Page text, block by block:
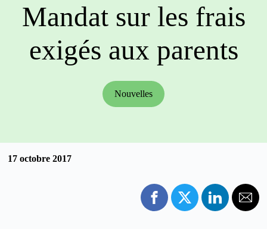
Mandat sur les frais
exigés aux parents
Nouvelles
17 octobre 2017